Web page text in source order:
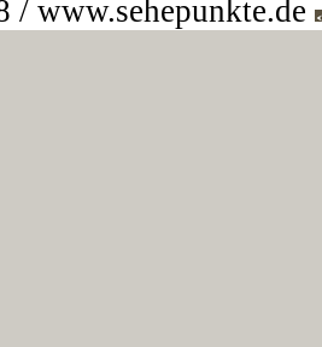
/ www.sehepunkte.de